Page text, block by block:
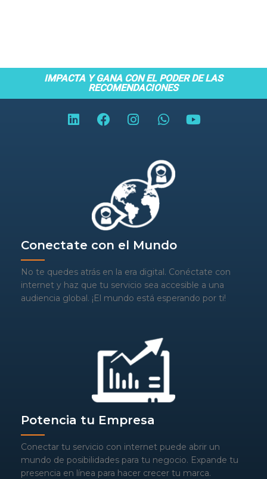
IMPACTA Y GANA CON EL PODER DE LAS
RECOMENDACIONES
Conectate con el Mundo
No te quedes atrás en la era digital. Conéctate con
internet y haz que tu servicio sea accesible a una
audiencia global. ¡El mundo está esperando por ti!
Potencia tu Empresa
Conectar tu servicio con internet puede abrir un
mundo de posibilidades para tu negocio. Expande tu
presencia en línea para hacer crecer tu marca.